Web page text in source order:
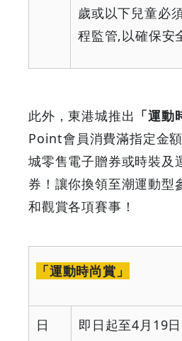
歲或以下兒童必
程監管,以確保安
此外，東港城推出 「運動
Point會員消費滿指定金
城零售電子贈券或時裝及
券！讓你換領至潮運動型
和觀賞各項賽事！
「運動時尚賞」
日
即日起至4月 19